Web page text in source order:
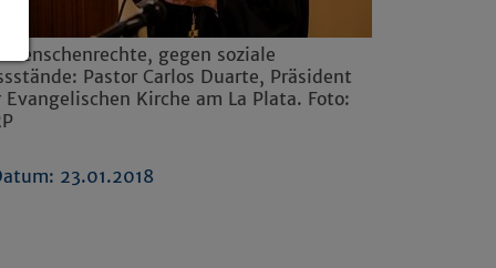
Menschenrechte, gegen soziale
Pastor Carlos Duarte, Präsident
Evangelischen Kirche am La Plata. Foto:
23.01.2018